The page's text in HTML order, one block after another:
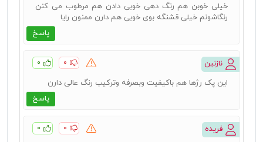
پاسخ
خیلی خوبن هم رنگ دهی خوبی دادن هم مرطوب می کنن
رنگاشونم خیلی قشنگه بوی خوبی هم دارن ممنون رایا
نازنین ۰ ۰
پاسخ
این پک رژها هم باکیفیت وبصرفه وترکیب رنگ عالی دارن
فریده ۰ ۰